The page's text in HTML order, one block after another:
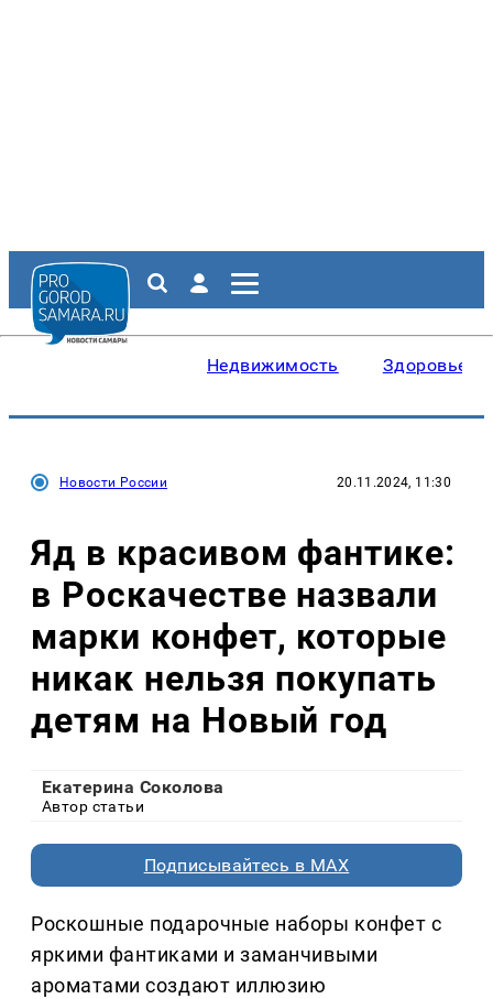
Недвижимость Здоровье
Новости России 20.11.2024, 11:30
Яд в красивом фантике:
в Роскачестве назвали
марки конфет, которые
никак нельзя покупать
детям на Новый год
Екатерина Соколова
Автор статьи
Подписывайтесь в MAX
Роскошные подарочные наборы конфет с
яркими фантиками и заманчивыми
ароматами создают иллюзию